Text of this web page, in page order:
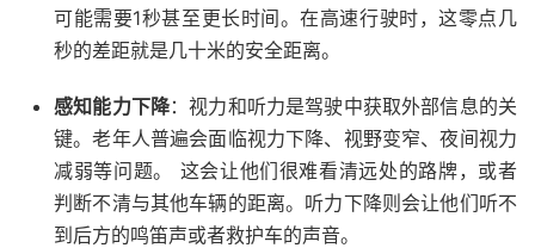
可能需要1秒甚至更长时间。在高速行驶时，这零点几
秒的差距就是几十米的安全距离。
感知能力下降：视力和听力是驾驶中获取外部信息的关
键。老年人普遍会面临视力下降、视野变窄、夜间视力
减弱等问题。 这会让他们很难看清远处的路牌，或者
判断不清与其他车辆的距离。听力下降则会让他们听不
到后方的鸣笛声或者救护车的声音。